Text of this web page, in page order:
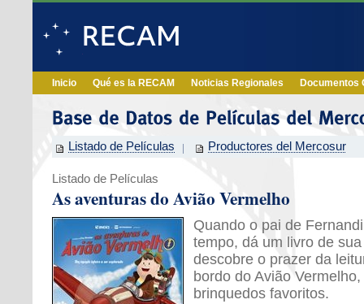
Inicio Qué es la RECAM Noticias Regionales Documentos
Listado de Películas Productores del Mercosur
Listado de Películas
As aventuras do Avião Vermelho
Quando o pai de
tempo, dá um livro de
descobre o prazer da
bordo do Avião
brinquedos favoritos.